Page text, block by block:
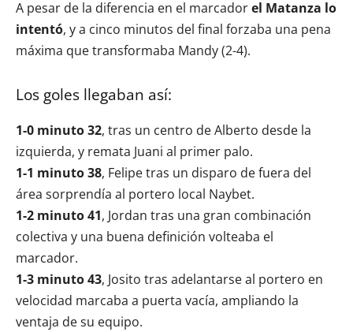
A pesar de la diferencia en el marcadorel Matanza lo
intentó, y a cinco minutos del final forzaba una pena
máxima que transformaba Mandy (2-4).
Los goles llegaban así:
1-0 minuto 32, tras un centro de Alberto desde la
izquierda, y remata Juani al primer palo.
1-1 minuto 38, Felipe tras un disparo de fuera del
área sorprendía al portero local Naybet.
1-2 minuto 41, Jordan tras una gran combinación
colectiva y una buena definición volteaba el
marcador.
1-3 minuto 43, Josito tras adelantarse al portero en
velocidad marcaba a puerta vacía, ampliando la
ventaja de su equipo.